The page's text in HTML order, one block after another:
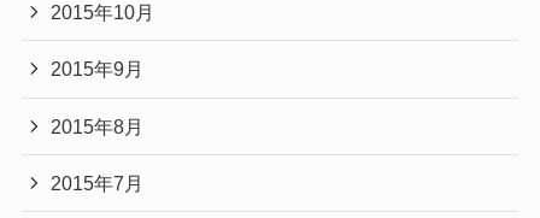
2015年10月
2015年9月
2015年8月
2015年7月